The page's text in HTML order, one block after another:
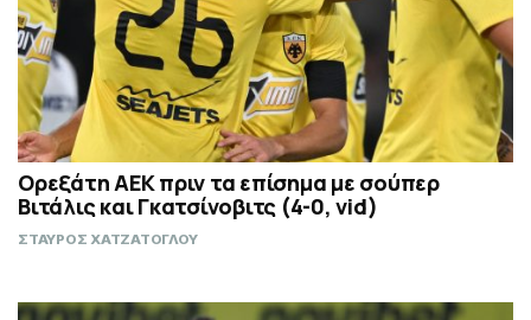
Ορεξάτη ΑΕΚ πριν τα επίσημα με σούπερ
Βιτάλις και Γκατσίνοβιτς (4-0, vid)
ΣΤΑΥΡΟΣ ΧΑΤΖΑΤΟΓΛΟΥ